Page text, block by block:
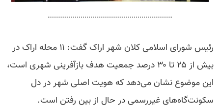
رئیس شورای اسلامی کلان شهر اراک گفت: ۱۱ محله اراک در
بیش از ۲۵ تا ۳۰ درصد جمعیت هدف بازآفرینی شهری است،
این موضوع نشان می‌دهد که هویت اصلی شهر در دل
سکونت‌گاه‌های غیررسمی در حال از بین رفتن است.